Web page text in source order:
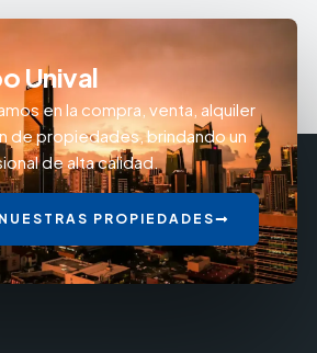
Unival
en la compra, venta, alquiler
de propiedades, brindando un
de alta calidad.
PROPIEDADES